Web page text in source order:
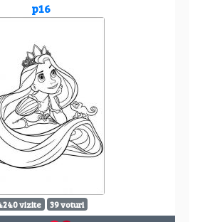
p16
vizite 39 voturi